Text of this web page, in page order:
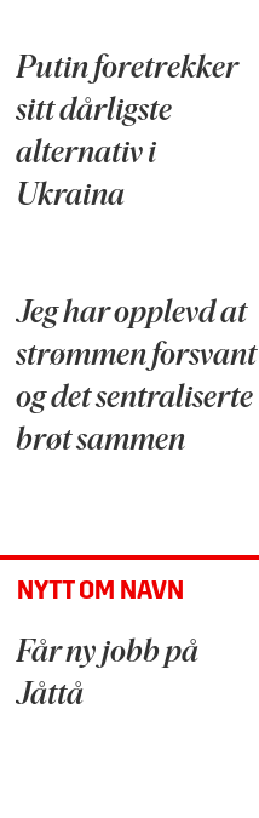
Putin foretrekker
sitt dårligste
alternativ i
Ukraina
Jeg har opplevd at
strømmen forsvant
og det sentraliserte
brøt sammen
NYTT OM NAVN
Får ny jobb på
Jåttå